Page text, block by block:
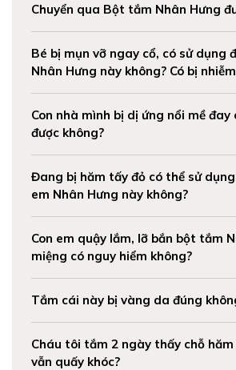
Chuyển qua Bột tắm Nhân Hưng
Bé bị mụn vỡ ngay cổ, có sử dụng
Nhân Hưng này không? Có bị
Con nhà mình bị dị ứng nổi mề đay
được không?
Đang bị hăm tấy đỏ có thể sử
em Nhân Hưng này không?
Con em quậy lắm, lỡ bắn bột tắm
miệng có nguy hiểm không?
Tắm cái này bị vàng da đúng
Cháu tôi tắm 2 ngày thấy chỗ
vẫn quấy khóc?